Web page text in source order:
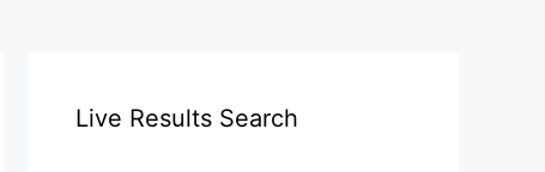
Live Results Search